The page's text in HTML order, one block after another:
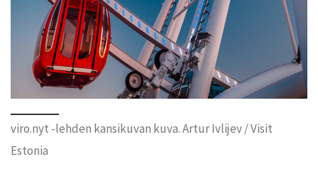
viro.nyt -lehden kansikuvan kuva. Artur Ivlijev / Visit
Estonia